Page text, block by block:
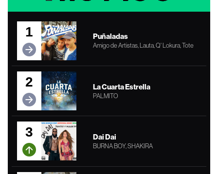
1 Puñaladas
Amigo de Artistas, Lauta, Q' Lokura, Tote
2 La Cuarta Estrella
PALMITO
3 Dai Dai
BURNA BOY, SHAKIRA